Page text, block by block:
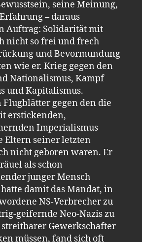
seine Meinung,
– daraus
Auftrag: Solidarität mit
nicht so frei und frech
und Bevormundung
wie er. Krieg gegen den
Nationalismus, Kampf
und Kapitalismus.
Flugblätter gegen den die
erstickenden,
Imperialismus
Eltern seiner letzten
nicht geboren waren. Er
als schon
junger Mensch
damit das Mandat, in
NS-Verbrecher zu
geifernde Neo-Nazis zu
Gewerkschafter
müssen, fand sich oft